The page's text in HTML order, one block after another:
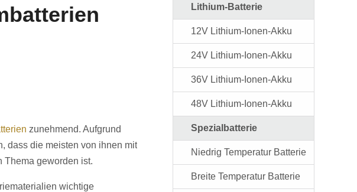
zunehmend. Aufgrund
dass die meisten von ihnen mit
Thema geworden ist.
wichtige
Lithium-Batterie
12V Lithium-Ionen-Akku
24V Lithium-Ionen-Akku
36V Lithium-Ionen-Akku
48V Lithium-Ionen-Akku
Spezialbatterie
Niedrig Temperatur Batterie
Breite Temperatur Batterie